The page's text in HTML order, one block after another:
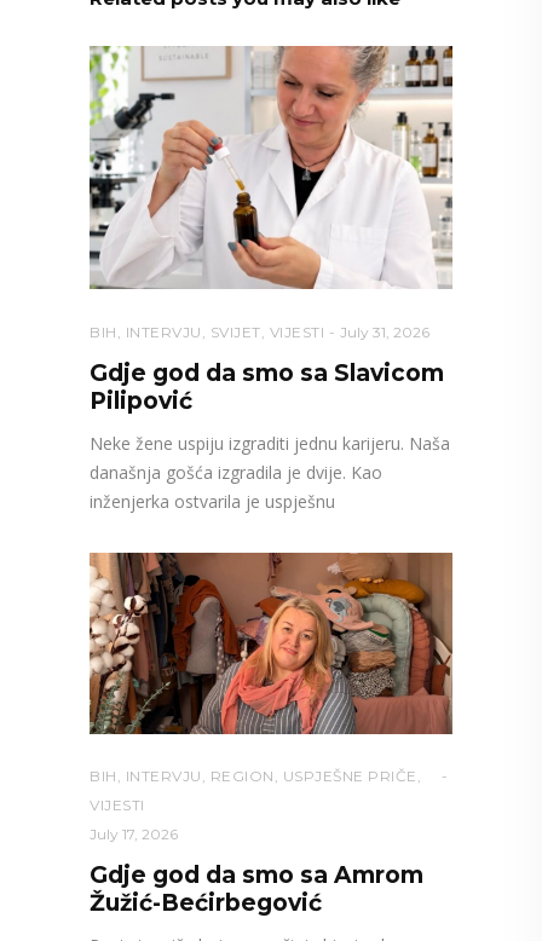
BIH , INTERVJU , SVIJET, VIJESTI July 31, 2026
Gdje god da smo sa Slavicom
Pilipović
Neke žene uspiju izgraditi jednu karijeru. Naša
današnja gošća izgradila je dvije. Kao
inženjerka ostvarila je uspješnu
BIH , INTERVJU , REGION , USPJEŠNE PRIČE ,
VIJESTI
July 17, 2026
Gdje god da smo sa Amrom
Žužić-Bećirbegović